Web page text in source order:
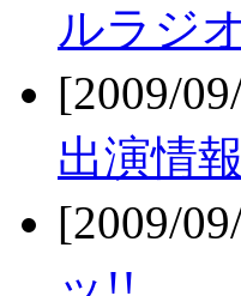
ルラジ
[2009/
出演情
[2009/